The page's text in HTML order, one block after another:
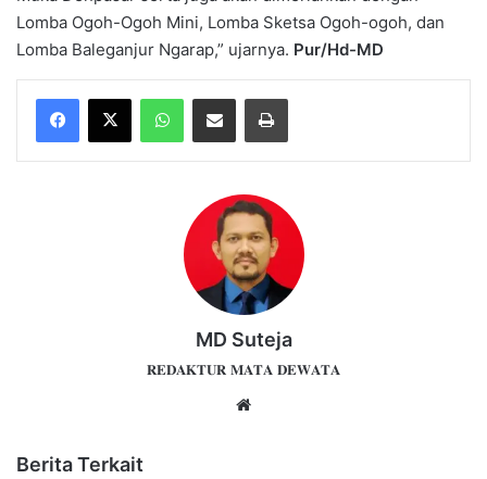
Lomba Ogoh-Ogoh Mini, Lomba Sketsa Ogoh-ogoh, dan
Lomba Baleganjur Ngarap,” ujarnya. Pur/Hd-MD
WhatsAppShare via Email Print
MD Suteja
𝐑𝐄𝐃𝐀𝐊𝐓𝐔𝐑 𝐌𝐀𝐓𝐀 𝐃𝐄𝐖𝐀𝐓𝐀
Berita Terkait